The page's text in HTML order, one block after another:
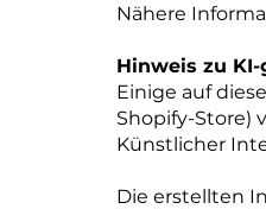
Nähere
Hinweis zu
Einige auf
Shopify-Store)
Künstlicher
Die erstellten